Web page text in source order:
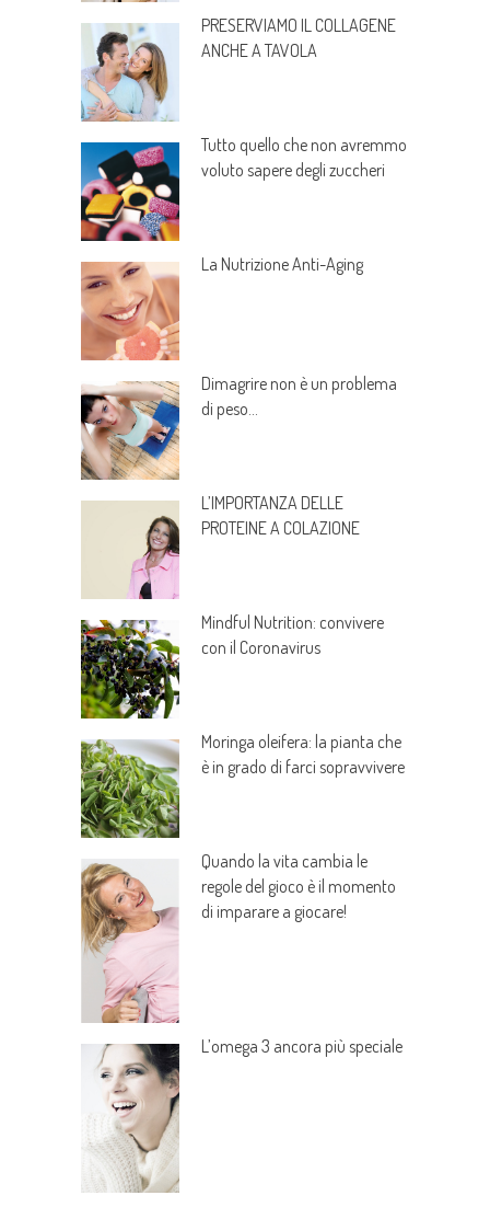
PRESERVIAMO IL COLLAGENE
ANCHE A TAVOLA
Tutto quello che non avremmo
voluto sapere degli zuccheri
La Nutrizione Anti-Aging
Dimagrire non è un problema
di peso…
L’IMPORTANZA DELLE
PROTEINE A COLAZIONE
Mindful Nutrition: convivere
con il Coronavirus
Moringa oleifera: la pianta che
è in grado di farci sopravvivere
Quando la vita cambia le
regole del gioco è il momento
di imparare a giocare!
L’omega 3 ancora più speciale